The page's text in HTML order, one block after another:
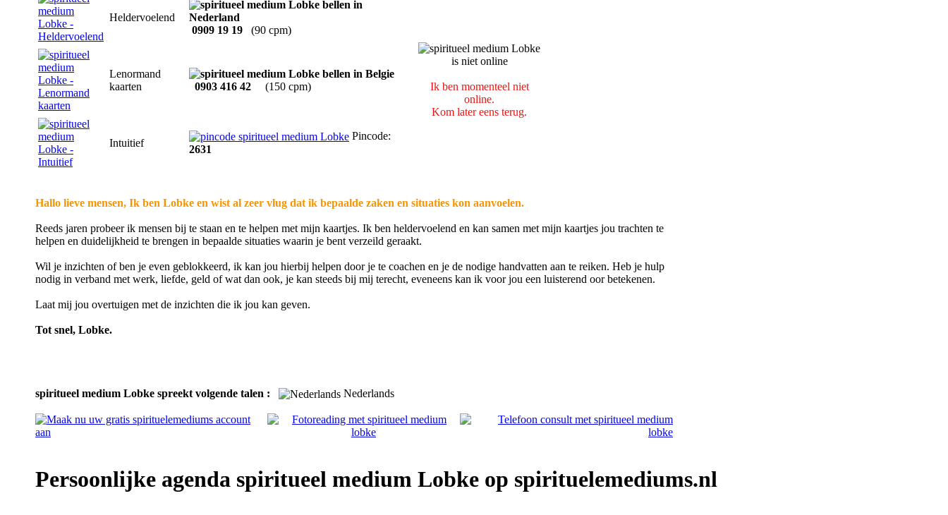
Heldervoelend
0909 19 19
(90 cpm)
Ik ben momenteel niet
online.
Kom later eens terug.
Lenormand
kaarten
0903 416 42 (150 cpm)
Intuitief
Pincode:
2631
Hallo lieve mensen, Ik ben Lobke en wist al zeer vlug dat ik bepaalde zaken en situaties kon aanvoelen.
Reeds jaren probeer ik mensen bij te staan en te helpen met mijn kaartjes. Ik ben heldervoelend en kan samen met mijn kaartjes jou trachten te
helpen en duidelijkheid te brengen in bepaalde situaties waarin je bent verzeild geraakt.
Wil je inzichten of ben je even geblokkeerd, ik kan jou hierbij helpen door je te coachen en je de nodige handvatten aan te reiken. Heb je hulp
nodig in verband met werk, liefde, geld of wat dan ook, je kan steeds bij mij terecht, eveneens kan ik voor jou een luisterend oor betekenen.
Laat mij jou overtuigen met de inzichten die ik jou kan geven.
Tot snel, Lobke.
spiritueel medium Lobke spreekt volgende talen : Nederlands
Persoonlijke agenda spiritueel medium Lobke op spirituelemediums.nl